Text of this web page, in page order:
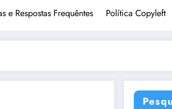
e Respostas Frequêntes Política Copyleft